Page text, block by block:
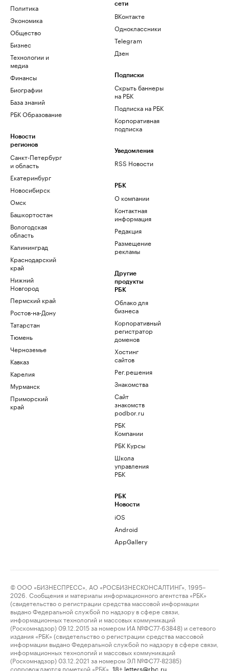
Политика
Экономика
Общество
Бизнес
Технологии и
медиа
Финансы
Биографии
База знаний
РБК Образование
Новости
регионов
Санкт-Петербург
и область
Екатеринбург
Новосибирск
Омск
Башкортостан
Вологодская
область
Калининград
Краснодарский
край
Нижний
Новгород
Пермский край
Ростов-на-Дону
Татарстан
Тюмень
Черноземье
Кавказ
Карелия
Мурманск
Приморский
край
сети
ВКонтакте
Одноклассники
Telegram
Дзен
Подписки
Скрыть баннеры
на РБК
Подписка на РБК
Корпоративная
подписка
Уведомления
RSS Новости
РБК
О компании
Контактная
информация
Редакция
Размещение
рекламы
Другие
продукты
РБК
Облако для
бизнеса
Корпоративный
регистратор
доменов
Хостинг
сайтов
Рег.решения
Знакомства
Сайт
знакомств
podbor.ru
РБК
Компании
РБК Курсы
Школа
управления
РБК
РБК
Новости
iOS
Android
AppGallery
© ООО «БИЗНЕСПРЕСС», АО «РОСБИЗНЕСКОНСАЛТИНГ», 1995–
2026. Сообщения и материалы информационного агентства «РБК»
(свидетельство о регистрации средства массовой информации
выдано Федеральной службой по надзору в сфере связи,
информационных технологий и массовых коммуникаций
(Роскомнадзор) 09.12.2015 за номером ИА №ФС77-63848) и сетевого
издания «РБК» (свидетельство о регистрации средства массовой
информации выдано Федеральной службой по надзору в сфере связи,
информационных технологий и массовых коммуникаций
(Роскомнадзор) 03.12.2021 за номером ЭЛ №ФС77-82385)
сопровождаются пометкой «РБК».
18+ letters@rbc.ru